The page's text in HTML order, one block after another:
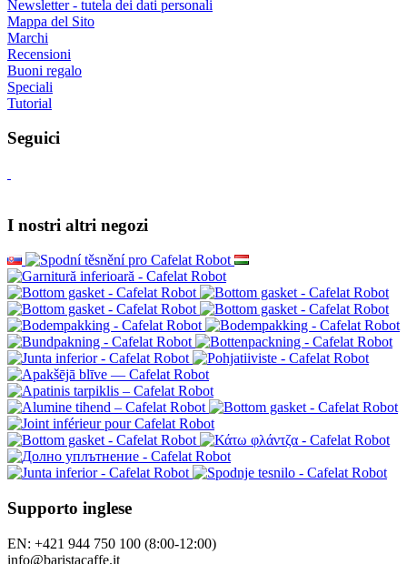
Newsletter - tutela dei dati personali
Mappa del Sito
Marchi
Recensioni
Buoni regalo
Speciali
Tutorial
Seguici
I nostri altri negozi
Supporto inglese
EN: +421 944 750 100 (8:00-12:00)
info@baristacaffe.it